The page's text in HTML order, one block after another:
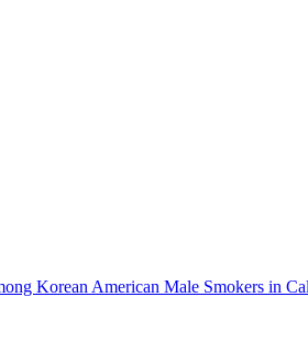
Korean American Male Smokers in